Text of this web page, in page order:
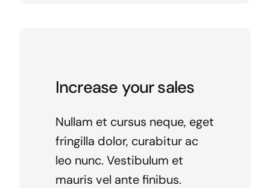
Increase your sales
Nullam et cursus neque, eget
fringilla dolor, curabitur ac
leo nunc. Vestibulum et
mauris vel ante finibus.